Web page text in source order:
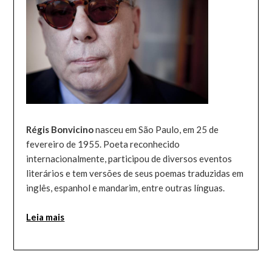
Régis Bonvicinonasceu em São Paulo, em 25 de
fevereiro de 1955. Poeta reconhecido
internacionalmente, participou de diversos eventos
literários e tem versões de seus poemas traduzidas em
inglês, espanhol e mandarim, entre outras línguas.
Leia mais